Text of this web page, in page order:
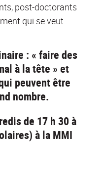
post-doctorants
qui se veut
: « faire des
à la tête » et
peuvent être
nombre.
de 17 h 30 à
à la MMI